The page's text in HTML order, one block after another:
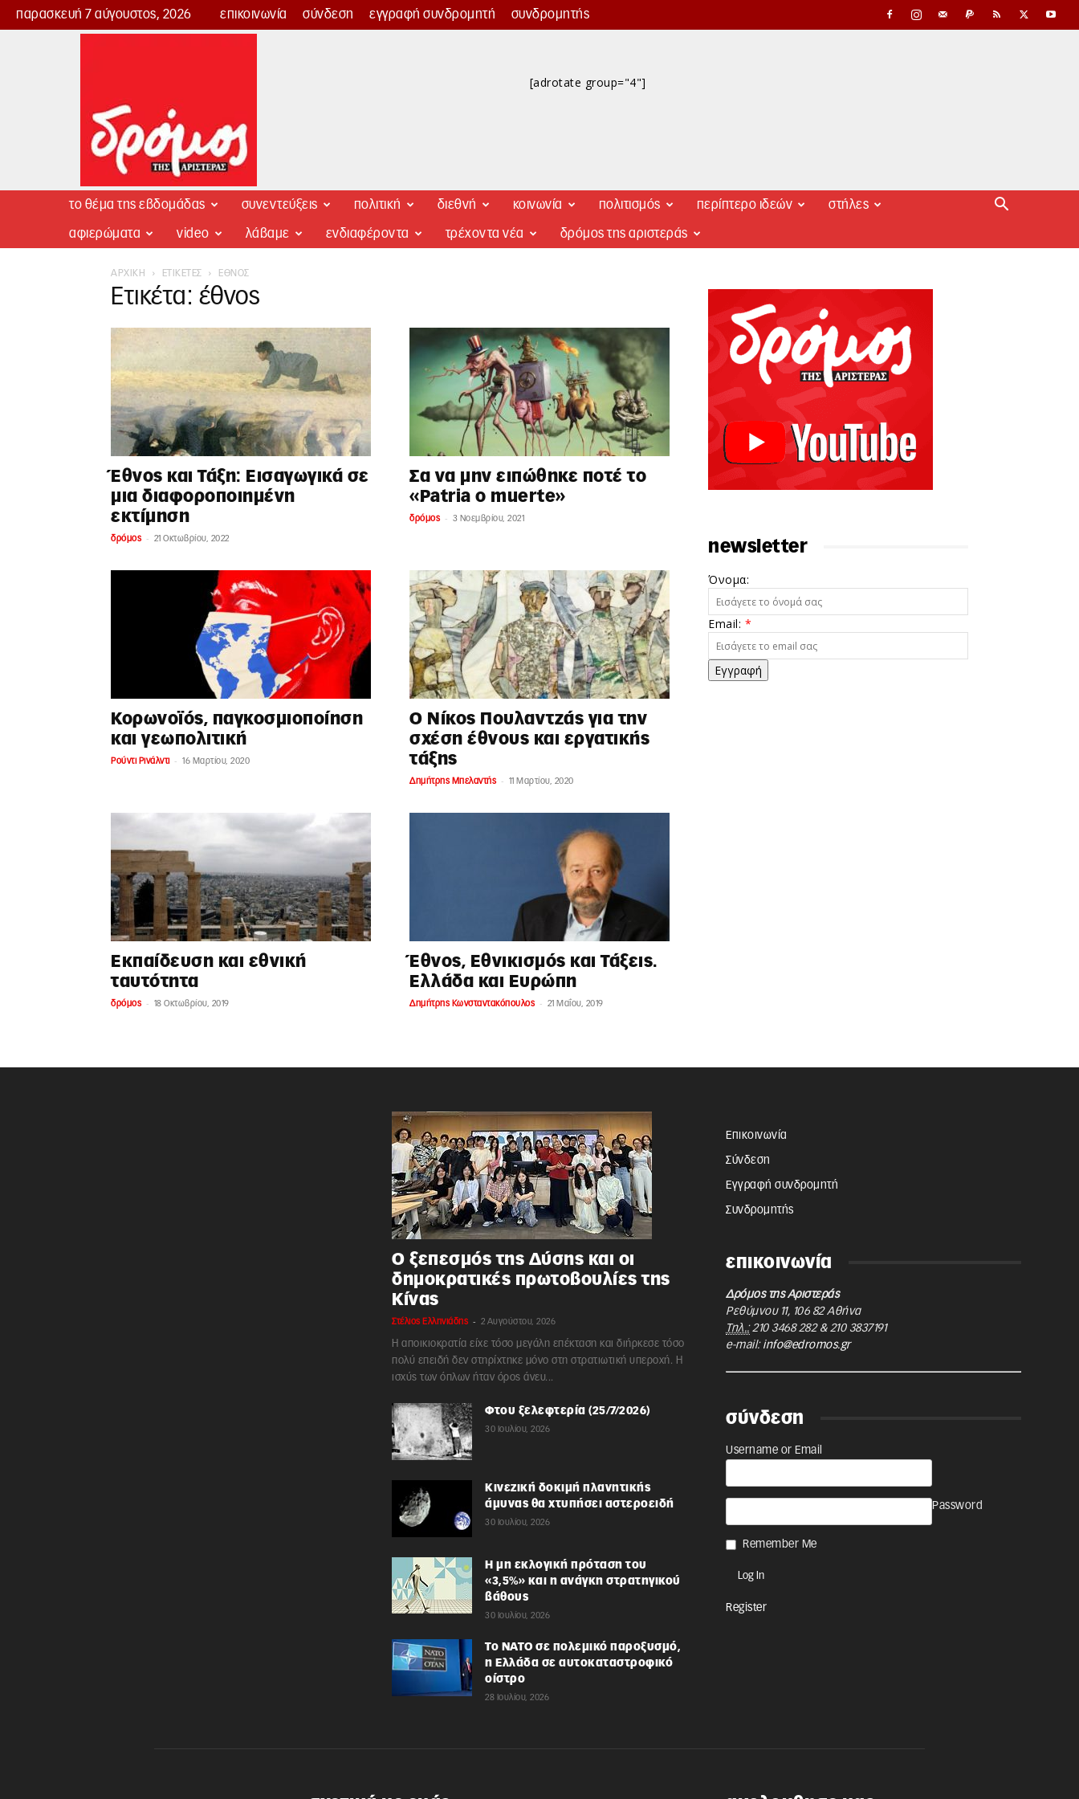
παρασκευή 7 αύγουστος, 2026 επικοινωνία σύνδεση εγγραφή συνδρομητή συνδρομητής
Δρόμος
[adrotate group="4"]
το θέμα της εβδομάδας συνεντεύξεις πολιτική διεθνή κοινωνία πολιτισμός περίπτερο ιδεών στήλες
αφιερώματα video λάβαμε ενδιαφέροντα τρέχοντα νέα δρόμος της αριστεράς
ΑΡΧΙΚΉ ΕΤΙΚΈΤΕΣ ΈΘΝΟΣ
Ετικέτα: έθνος
Έθνος και Τάξη: Εισαγωγικά σε
μια διαφοροποιημένη
εκτίμηση
δρόμος - 21 Οκτωβρίου, 2022
Σα να μην ειπώθηκε ποτέ το
«Patria o muerte»
δρόμος - 3 Νοεμβρίου, 2021
Κορωνοϊός, παγκοσμιοποίηση
και γεωπολιτική
Ρούντι Ρινάλντι - 16 Μαρτίου, 2020
Ο Νίκος Πουλαντζάς για την
σχέση έθνους και εργατικής
τάξης
Δημήτρης Μπελαντής - 11 Μαρτίου, 2020
Εκπαίδευση και εθνική
ταυτότητα
δρόμος - 18 Οκτωβρίου, 2019
Έθνος, Εθνικισμός και Τάξεις.
Ελλάδα και Ευρώπη
Δημήτρης Κωνσταντακόπουλος - 21 Μαΐου, 2019
newsletter
Όνομα:
Email: *
Εγγραφή
Ο ξεπεσμός της Δύσης και οι
δημοκρατικές πρωτοβουλίες της
Κίνας
Στέλιος Ελληνιάδης - 2 Αυγούστου, 2026
Η αποικιοκρατία είχε τόσο μεγάλη επέκταση και διήρκεσε τόσο
πολύ επειδή δεν στηρίχτηκε μόνο στη στρατιωτική υπεροχή. Η
ισχύς των όπλων ήταν όρος άνευ...
Φτου ξελεφτερία (25/7/2026)
30 Ιουλίου, 2026
Κινεζική δοκιμή πλανητικής
άμυνας θα χτυπήσει αστεροειδή
30 Ιουλίου, 2026
Η μη εκλογική πρόταση του
«3,5%» και η ανάγκη στρατηγικού
βάθους
30 Ιουλίου, 2026
Το ΝΑΤΟ σε πολεμικό παροξυσμό,
η Ελλάδα σε αυτοκαταστροφικό
οίστρο
28 Ιουλίου, 2026
Επικοινωνία
Σύνδεση
Εγγραφή συνδρομητή
Συνδρομητής
επικοινωνία
Δρόμος της Αριστεράς
Ρεθύμνου 11, 106 82 Αθήνα
Τηλ.: 210 3468 282& 210 3837191
e-mail: info@edromos.gr
σύνδεση
Username or Email
Password
Remember Me
Register